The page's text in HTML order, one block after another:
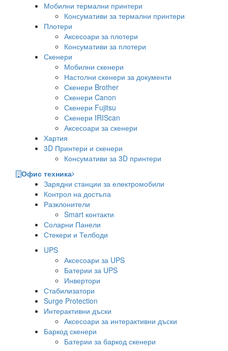
Мобилни термални принтери
Консумативи за термални принтери
Плотери
Аксесоари за плотери
Консумативи за плотери
Скенери
Мобилни скенери
Настолни скенери за документи
Скенери Brother
Скенери Canon
Скенери Fujitsu
Скенери IRIScan
Аксесоари за скенери
Хартия
3D Принтери и скенери
Консумативи за 3D принтери
Офис техника
Зарядни станции за електромобили
Контрол на достъпа
Разклонители
Smart контакти
Соларни Панели
Стекери и Телбоди
UPS
Аксесоари за UPS
Батерии за UPS
Инвертори
Стабилизатори
Surge Protection
Интерактивни дъски
Аксесоари за интерактивни дъски
Баркод скенери
Батерии за баркод скенери